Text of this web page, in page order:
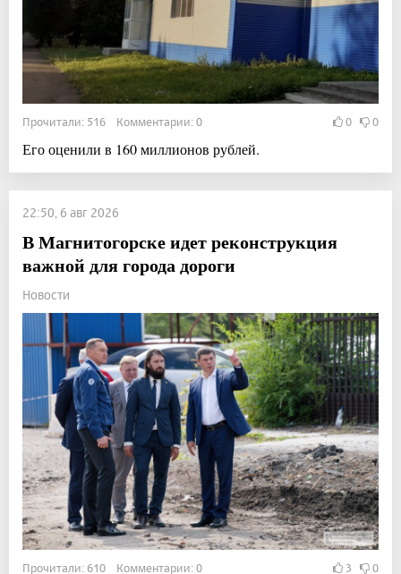
Прочитали: 516 Комментарии: 0 0 0
Его оценили в 160 миллионов рублей.
22:50, 6 авг 2026
В Магнитогорске идет реконструкция
важной для города дороги
Новости
Прочитали: 610 Комментарии: 0 3 0